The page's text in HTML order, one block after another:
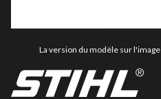
La version du modèle sur